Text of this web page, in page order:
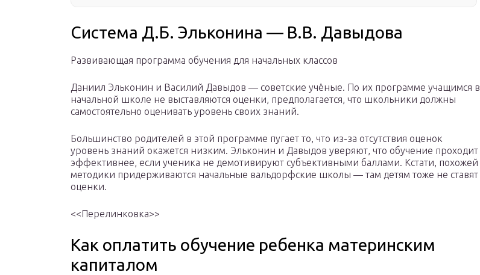
Система Д.Б. Эльконина — В.В. Давыдова
Развивающая программа обучения для начальных классов
Даниил Эльконин и Василий Давыдов — советские учёные. По их программе учащимся в
начальной школе не выставляются оценки, предполагается, что школьники должны
самостоятельно оценивать уровень своих знаний.
Большинство родителей в этой программе пугает то, что из-за отсутствия оценок
уровень знаний окажется низким. Эльконин и Давыдов уверяют, что обучение проходит
эффективнее, если ученика не демотивируют субъективными баллами. Кстати, похожей
методики придерживаются начальные вальдорфские школы — там детям тоже не ставят
оценки.
<<Перелинковка>>
Как оплатить обучение ребенка материнским
капиталом